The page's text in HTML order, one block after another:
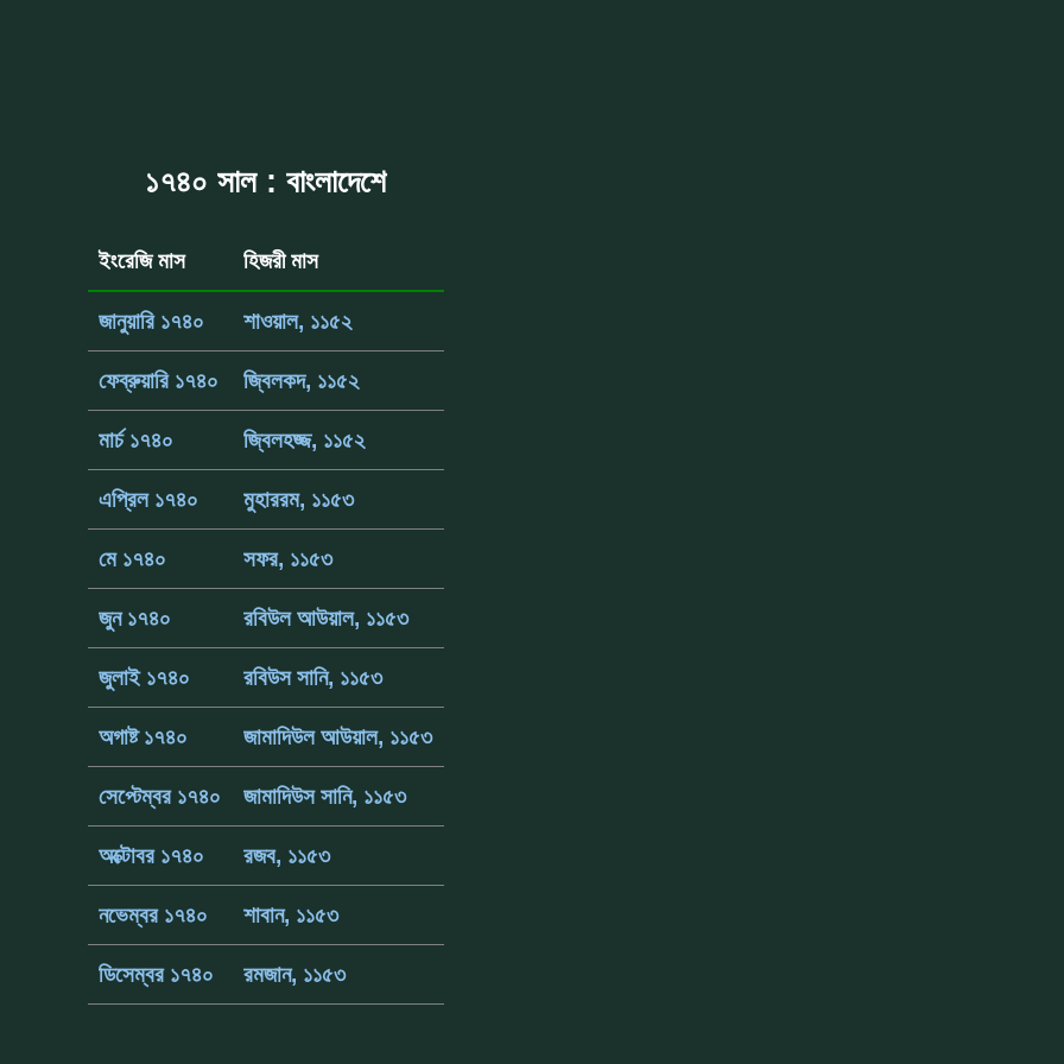
১৭৪০ সাল : বাংলাদেশে
ইংরেজি মাস হিজরী মাস
জানুয়ারি ১৭৪০ শাওয়াল, ১১৫২
ফেব্রুয়ারি ১৭৪০ জ্বিলকদ, ১১৫২
মার্চ ১৭৪০ জ্বিলহজ্জ, ১১৫২
এপ্রিল ১৭৪০ মুহাররম, ১১৫৩
মে ১৭৪০ সফর, ১১৫৩
জুন ১৭৪০ রবিউল আউয়াল, ১১৫৩
জুলাই ১৭৪০ রবিউস সানি, ১১৫৩
অগাষ্ট ১৭৪০ জামাদিউল আউয়াল, ১১৫৩
সেপ্টেম্বর ১৭৪০ জামাদিউস সানি, ১১৫৩
অক্টোবর ১৭৪০ রজব, ১১৫৩
নভেম্বর ১৭৪০ শাবান, ১১৫৩
ডিসেম্বর ১৭৪০ রমজান, ১১৫৩